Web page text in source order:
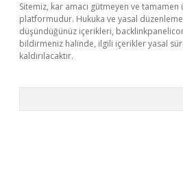
Sitemiz, kar amacı gütmeyen ve
platformudur. Hukuka ve yasal
düşündüğünüz içerikleri,
bildirmeniz halinde, ilgili içerikler yasal
kaldırılacaktır.